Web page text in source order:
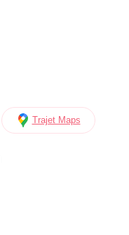
Trajet Maps